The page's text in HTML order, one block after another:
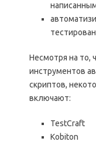
Несмотря на то,
инструментов
скриптов,
включают:
TestCraft
Kobiton